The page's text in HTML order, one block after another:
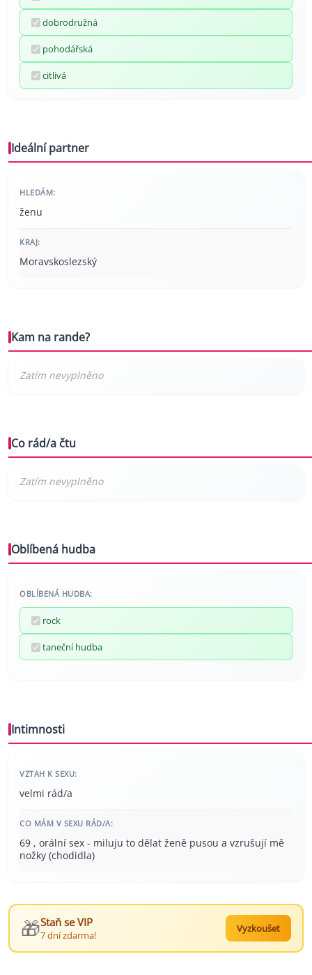
dobrodružná
pohodářská
citlivá
Ideální partner
HLEDÁM:
ženu
KRAJ:
Moravskoslezský
Kam na rande?
Co rád/a čtu
Oblíbená hudba
OBLÍBENÁ HUDBA:
rock
taneční hudba
Intimnosti
VZTAH K SEXU:
velmi rád/a
CO MÁM V SEXU RÁD/A:
69 , orální sex - miluju to dělat ženě pusou a vzrušují mě
nožky (chodidla)
🎁Staň se VIP
7 dní zdarma!
Vyzkoušet